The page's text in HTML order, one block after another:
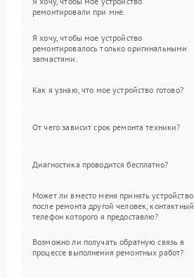
ремонтировали при мне.
Я хочу, чтобы мое устройство
ремонтировалось только оригинальными
запчастями.
Как я узнаю, что мое устройство готово?
От чего зависит срок ремонта техники?
Диагностика проводится бесплатно?
Может ли вместо меня принять устройство
после ремонта другой человек, контактный
телефон которого я предоставлю?
Возможно ли получать обратную связь в
процессе выполнения ремонтных работ?